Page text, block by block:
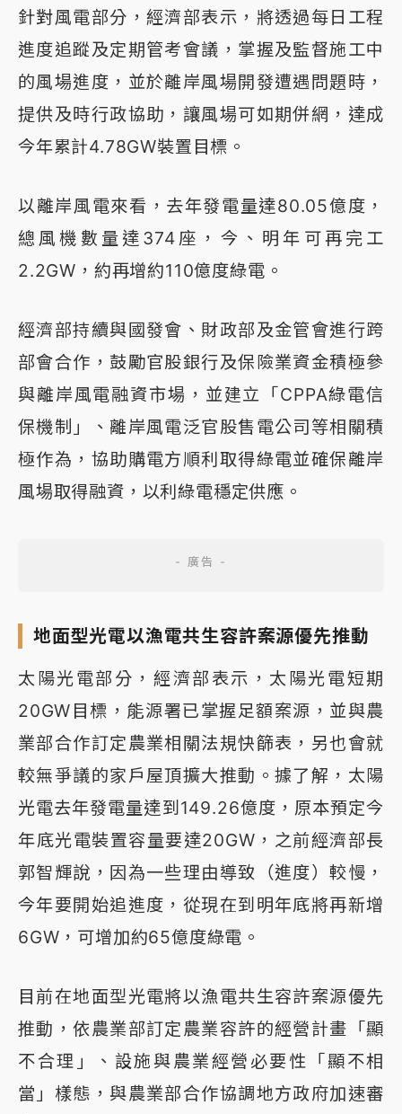
針對風電部分，經濟部表示，將透過每日工程
進度追蹤及定期管考會議，掌握及監督施工中
的風場進度，並於離岸風場開發遭遇問題時，
提供及時行政協助，讓風場可如期併網，達成
今年累計4.78GW裝置目標。
以離岸風電來看，去年發電量達80.05億度，
總風機數量達374座，今、明年可再完工
2.2GW，約再增約110億度綠電。
經濟部持續與國發會、財政部及金管會進行跨
部會合作，鼓勵官股銀行及保險業資金積極參
與離岸風電融資市場，並建立「CPPA綠電信
保機制」、離岸風電泛官股售電公司等相關積
極作為，協助購電方順利取得綠電並確保離岸
風場取得融資，以利綠電穩定供應。
地面型光電以漁電共生容許案源優先推動
太陽光電部分，經濟部表示，太陽光電短期
20GW目標，能源署已掌握足額案源，並與農
業部合作訂定農業相關法規快篩表，另也會就
較無爭議的家戶屋頂擴大推動。據了解，太陽
光電去年發電量達到149.26億度，原本預定今
年底光電裝置容量要達20GW，之前經濟部長
郭智輝說，因為一些理由導致（進度）較慢，
今年要開始追進度，從現在到明年底將再新增
6GW，可增加約65億度綠電。
目前在地面型光電將以漁電共生容許案源優先
推動，依農業部訂定農業容許的經營計畫「顯
不合理」、設施與農業經營必要性「顯不相
當」樣態，與農業部合作協調地方政府加速審